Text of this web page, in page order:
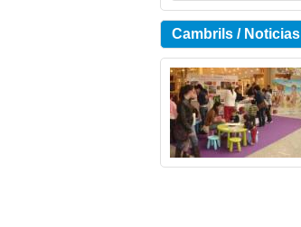
Cambrils / Noticias